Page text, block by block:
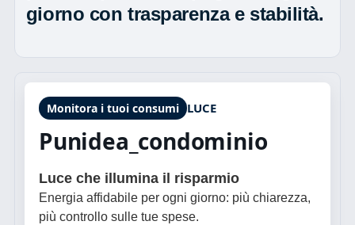
giorno con trasparenza e stabilità.
Monitora i tuoi consumi LUCE
Punidea_condominio
Luce che illumina il risparmio
Energia affidabile per ogni giorno: più chiarezza,
più controllo sulle tue spese.